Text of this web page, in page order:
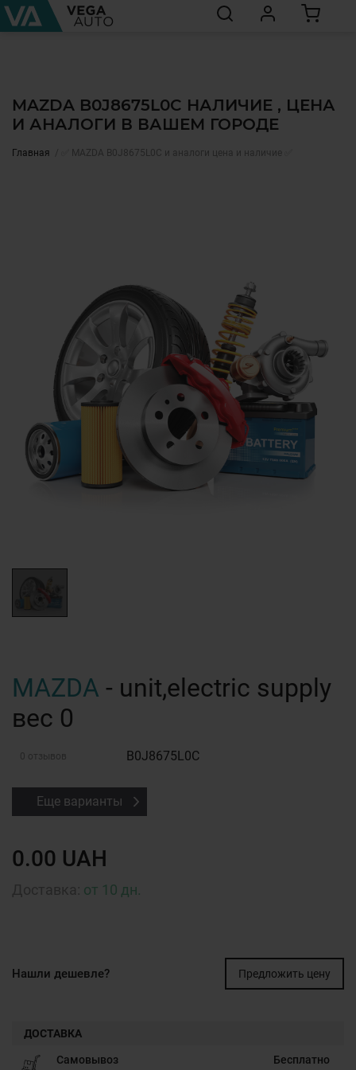
MAZDA B0J8675L0C НАЛИЧИЕ , ЦЕНА
И АНАЛОГИ В ВАШЕМ ГОРОДЕ
Главная ✅ MAZDA B0J8675L0C и аналоги цена и наличие ✅
MAZDA - unit,electric supply
вес 0
0 отзывов B0J8675L0C
Еще варианты
0.00 UAH
от 10 дн.
Нашли дешевле? Предложить цену
ДОСТАВКА
Самовывоз Бесплатно